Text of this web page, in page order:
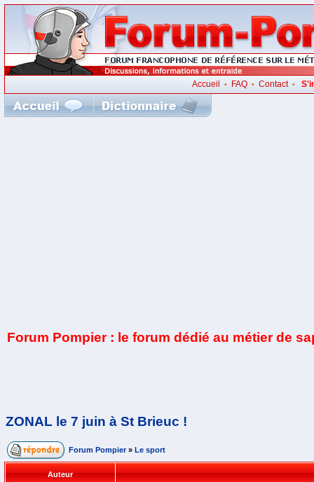
Accueil • FAQ• Contact•
Forum Pompier : le forum dédié au métier de
ZONAL le 7 juin à St Brieuc !
Forum Pompier » Le sport
Auteur